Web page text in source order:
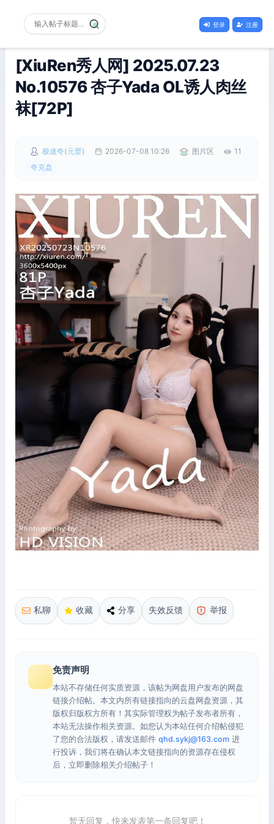
登录 注册
[XiuRen秀人网] 2025.07.23
No.10576 杏子Yada OL诱人肉丝
袜[72P]
极速夸(元婴) 2026-07-08 10:26 图片区
11
夸克盘
私聊 收藏 分享 失效反馈 举报
免责声明
本站不存储任何实质资源，该帖为网盘用户发布的网盘
链接介绍帖。本文内所有链接指向的云盘网盘资源，其
版权归版权方所有！其实际管理权为帖子发布者所有，
本站无法操作相关资源。如您认为本站任何介绍帖侵犯
了您的合法版权，请发送邮件 qhd.sykj@163.com 进
行投诉，我们将在确认本文链接指向的资源存在侵权
后，立即删除相关介绍帖子！
暂无回复，快来发表第一条回复吧！